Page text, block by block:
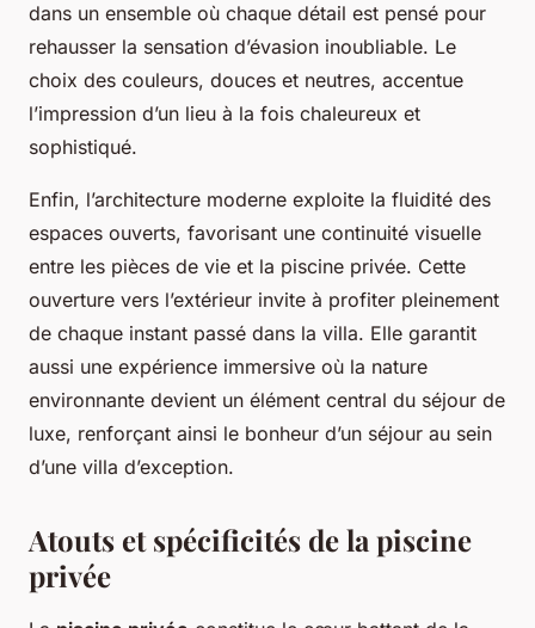
dans un ensemble où chaque détail est pensé pour
rehausser la sensation d’évasion inoubliable. Le
choix des couleurs, douces et neutres, accentue
l’impression d’un lieu à la fois chaleureux et
sophistiqué.
Enfin, l’architecture moderne exploite la fluidité des
espaces ouverts, favorisant une continuité visuelle
entre les pièces de vie et la piscine privée. Cette
ouverture vers l’extérieur invite à profiter pleinement
de chaque instant passé dans la villa. Elle garantit
aussi une expérience immersive où la nature
environnante devient un élément central du séjour de
luxe, renforçant ainsi le bonheur d’un séjour au sein
d’une villa d’exception.
Atouts et spécificités de la piscine
privée